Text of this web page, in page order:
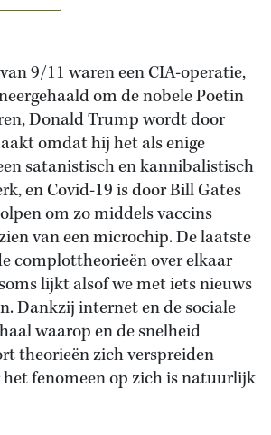
9/11 waren een CIA-operatie,
om de nobele Poetin
Donald Trump wordt door
omdat hij het als enige
satanistisch en kannibalistisch
en Covid-19 is door Bill Gates
om zo middels vaccins
van een microchip. De laatste
complottheorieën over elkaar
lijkt alsof we met iets nieuws
Dankzij internet en de sociale
waarop en de snelheid
theorieën zich verspreiden
fenomeen op zich is natuurlijk